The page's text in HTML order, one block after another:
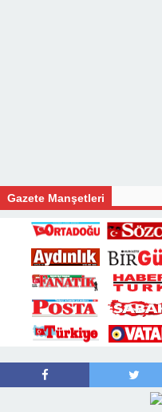
Gazete Manşetleri